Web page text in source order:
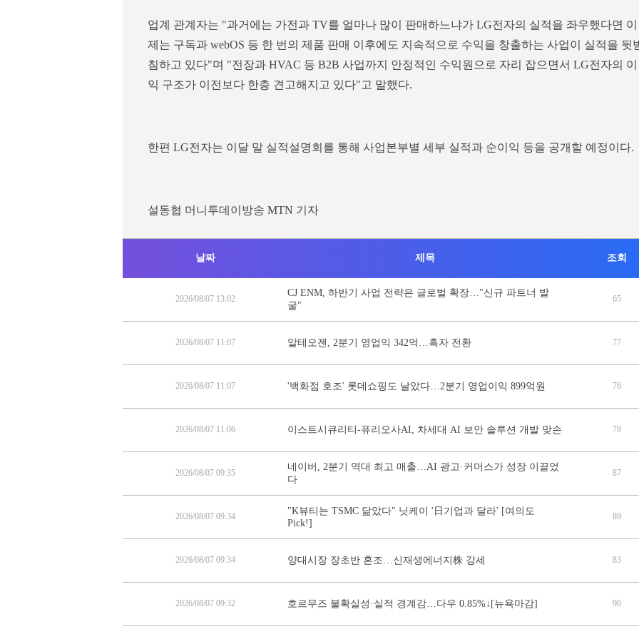
업계 관계자는 "과거에는 가전과 TV를 얼마나 많이 판매하느냐가 LG전자의 실적을 좌우했다면 이
제는 구독과 webOS 등 한 번의 제품 판매 이후에도 지속적으로 수익을 창출하는 사업이 실적을 뒷
침하고 있다"며 "전장과 HVAC 등 B2B 사업까지 안정적인 수익원으로 자리 잡으면서 LG전자의 이
익 구조가 이전보다 한층 견고해지고 있다"고 말했다.
한편 LG전자는 이달 말 실적설명회를 통해 사업본부별 세부 실적과 순이익 등을 공개할 예정이다.
설동협 머니투데이방송 MTN 기자
날짜 제목 조회
2026/08/07 13:02
CJ ENM, 하반기 사업 전략은 글로벌 확장…"신규 파트너 발
굴"
65
2026/08/07 11:07 알테오젠, 2분기 영업익 342억…흑자 전환 77
2026/08/07 11:07 '백화점 호조' 롯데쇼핑도 날았다…2분기 영업이익 899억원 76
2026/08/07 11:06 이스트시큐리티-퓨리오사AI, 차세대 AI 보안 솔루션 개발 맞손 78
2026/08/07 09:35
네이버, 2분기 역대 최고 매출…AI 광고·커머스가 성장 이끌었
다
87
2026/08/07 09:34
"K뷰티는 TSMC 닮았다" 닛케이 '日기업과 달라' [여의도
Pick!]
89
2026/08/07 09:34 양대시장 장초반 혼조…신재생에너지株 강세 83
2026/08/07 09:32 호르무즈 불확실성·실적 경계감…다우 0.85%↓[뉴욕마감] 90